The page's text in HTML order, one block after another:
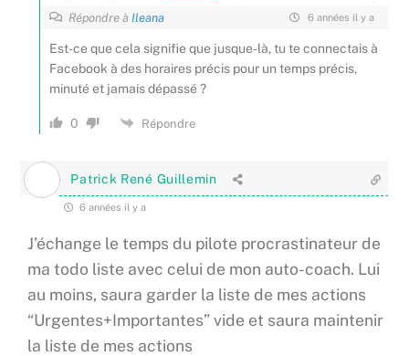
Répondre à Ileana 6 années il y a
Est-ce que cela signifie que jusque-là, tu te connectais à
Facebook à des horaires précis pour un temps précis,
minuté et jamais dépassé ?
0 Répondre
Patrick René Guillemin
6 années il y a
J’échange le temps du pilote procrastinateur de
ma todo liste avec celui de mon auto-coach. Lui
au moins, saura garder la liste de mes actions
“Urgentes+Importantes” vide et saura maintenir
la liste de mes actions